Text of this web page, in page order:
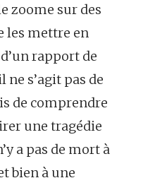
zoome sur des
les mettre en
rapport de
ne s’agit pas de
de comprendre
une tragédie
a pas de mort à
bien à une